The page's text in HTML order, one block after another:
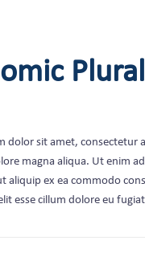
dolor sit amet, consectetur
magna aliqua. Ut enim
aliquip ex ea commodo
esse cillum dolore eu